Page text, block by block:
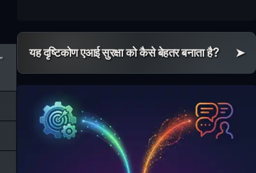
यह दृष्टिकोण एआई सुरक्षा को कैसे बेहतर बनाता है?